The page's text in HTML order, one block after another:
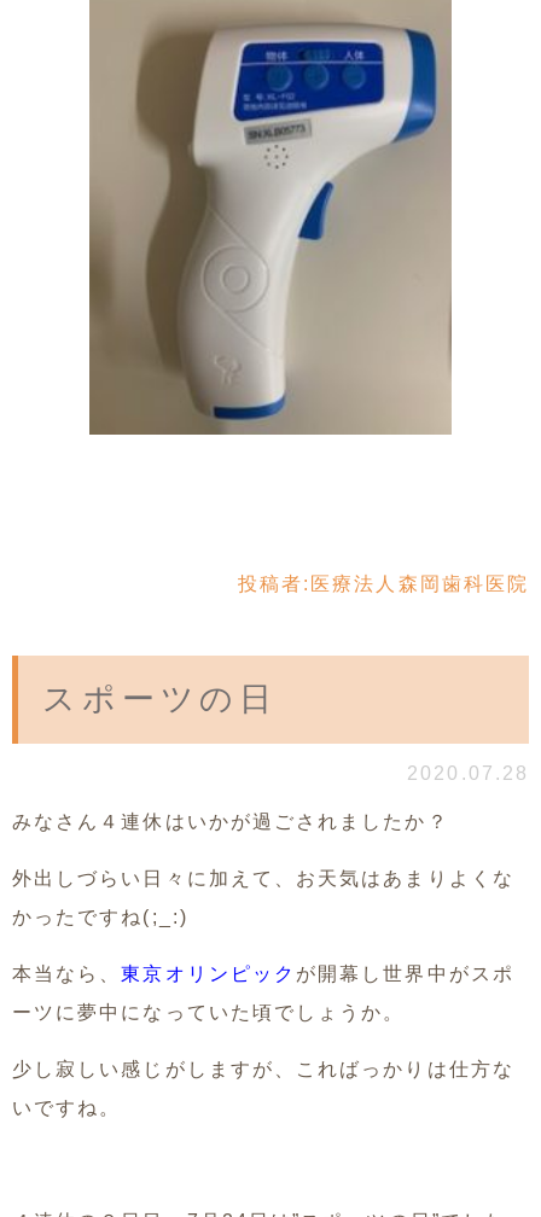
投稿者: 医療法人森岡歯科医院
スポーツの日
2020.07.28
みなさん４連休はいかが過ごされましたか？
外出しづらい日々に加えて、お天気はあまりよくな
かったですね(;_:)
本当なら、東京オリンピック が開幕し世界中がスポ
ーツに夢中になっていた頃でしょうか。
少し寂しい感じがしますが、こればっかりは仕方な
いですね。